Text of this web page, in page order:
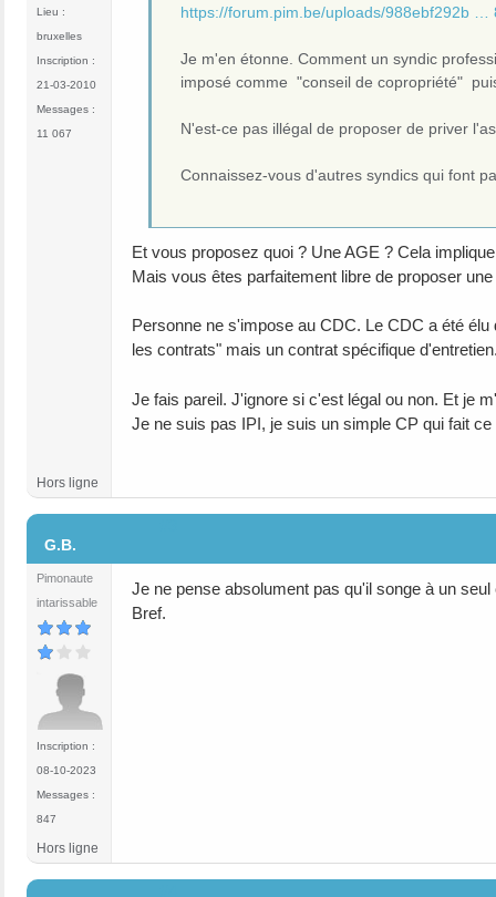
Lieu :
bruxelles
Inscription :
21-03-2010
Messages :
11 067
https://forum.pim.be/uploads/988ebf292b …
Je m'en étonne. Comment un syndic
imposé comme "conseil de copropriété"
N'est-ce pas illégal de proposer de priver
Connaissez-vous d'autres syndics qui font
Et vous proposez quoi ? Une AGE ? Cela
Mais vous êtes parfaitement libre de proposer
Personne ne s'impose au CDC. Le CDC a été
les contrats" mais un contrat spécifique
Je fais pareil. J'ignore si c'est légal ou non. Et je
Je ne suis pas IPI, je suis un simple CP qui fait
Hors ligne
G.B.
Pimonaute
intarissable
Inscription :
08-10-2023
Messages :
847
Je ne pense absolument pas qu'il songe à un seul
Bref.
Hors ligne